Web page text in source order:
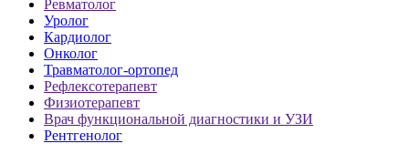
Ревматолог
Уролог
Кардиолог
Онколог
Травматолог-ортопед
Рефлексотерапевт
Физиотерапевт
Врач функциональной диагностики и УЗИ
Рентгенолог